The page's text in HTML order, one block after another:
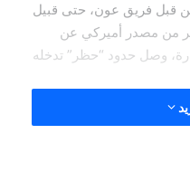
قبل فريق عون، حتى قبيل
من مصدر أميركي عن
وصل حدود “حظر” تدخله
تحمل بين طيات كلماتها